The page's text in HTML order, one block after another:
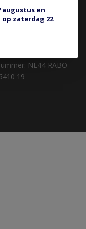
16067342
NL44 RABO
19
augustus en
op zaterdag 22